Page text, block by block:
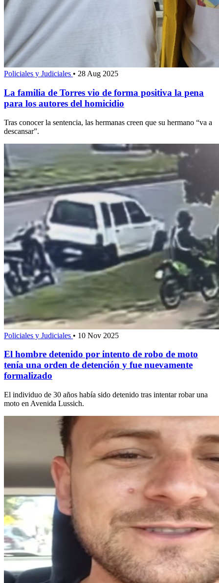
Policiales y Judiciales • 28 Aug 2025
La familia de Torres vio de forma positiva la pena
para los autores del homicidio
Tras conocer la sentencia, las hermanas creen que su hermano “va a
descansar”.
Policiales y Judiciales • 10 Nov 2025
El hombre detenido por intento de robo de moto
tenía una orden de detención y fue nuevamente
formalizado
El individuo de 30 años había sido detenido tras intentar robar una
moto en Avenida Lussich.